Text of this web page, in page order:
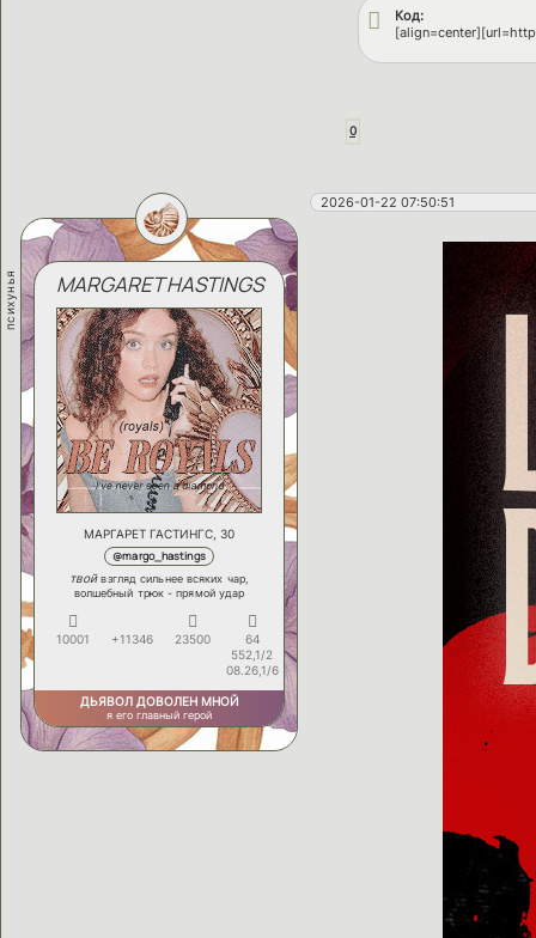
Код:
0
2026-01-22 07:50:51
психунья MARGARET HASTINGS
МАРГАРЕТ ГАСТИНГС, 30
@margo_hastings
твойвзгляд сильнее всяких чар,
волшебный трюк - прямой удар
10001 +11346 23500
64
552,1/2
08.26,1/6
ДЬЯВОЛ ДОВОЛЕН МНОЙ
я его главный герой